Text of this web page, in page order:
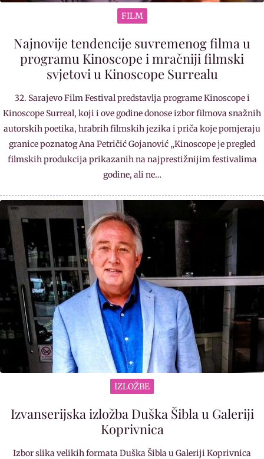
FILM
Najnovije tendencije suvremenog filma u
programu Kinoscope i mračniji filmski
svjetovi u Kinoscope Surrealu
32. Sarajevo Film Festival predstavlja programe Kinoscope i
Kinoscope Surreal, koji i ove godine donose izbor filmova snažnih
autorskih poetika, hrabrih filmskih jezika i priča koje pomjeraju
granice poznatog Ana Petričić Gojanović „Kinoscope je pregled
filmskih produkcija prikazanih na najprestižnijim festivalima
godine, ali ne…
IZLOŽBE
Izvanserijska izložba Duška Šibla u Galeriji
Koprivnica
Izbor slika velikih formata Duška Šibla u Galeriji Koprivnica